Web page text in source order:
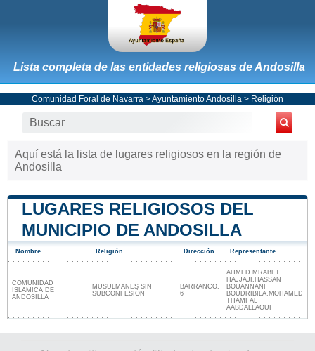
Lista completa de las entidades religiosas de Andosilla
Comunidad Foral de Navarra >Ayuntamiento Andosilla > Religión
Aquí está la lista de lugares religiosos en la región de
Andosilla
LUGARES RELIGIOSOS DEL
MUNICIPIO DE ANDOSILLA
Nombre Religión Dirección Representante
COMUNIDAD
ISLAMICA DE
ANDOSILLA
MUSULMANES SIN
SUBCONFESIÓN
BARRANCO,
6
AHMED MRABET
HAJJAJI,HASSAN
BOUANNANI
BOUDRIBILA,MOHAMED
THAMI AL
AABDALLAOUI